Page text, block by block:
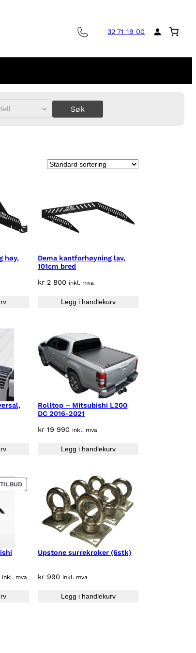
32 71 19 00
Søk
høy,
Dema kantforhøyning lav,
101cm bred
kr 2 800 inkl. mva
Legg i handlekurv
Rolltop – Mitsubishi L200
DC 2016-2021
kr 19 990 inkl. mva
Legg i handlekurv
TILBUDP
R
A
inkl. mva
Upstone surrekroker (6stk)
kr 990 inkl. mva
Legg i handlekurv